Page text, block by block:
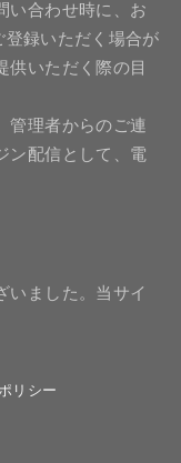
い合わせ時に、お
録いただく場合が
供いただく際の目
管理者からのご連
ン配信として、電
いました。当サイ
リシー